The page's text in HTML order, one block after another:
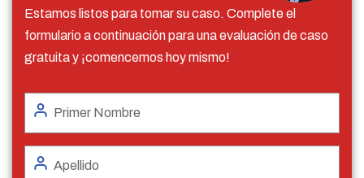
Estamos listos para tomar su caso. Complete el
formulario a continuación para una evaluación de caso
gratuita y ¡comencemos hoy mismo!